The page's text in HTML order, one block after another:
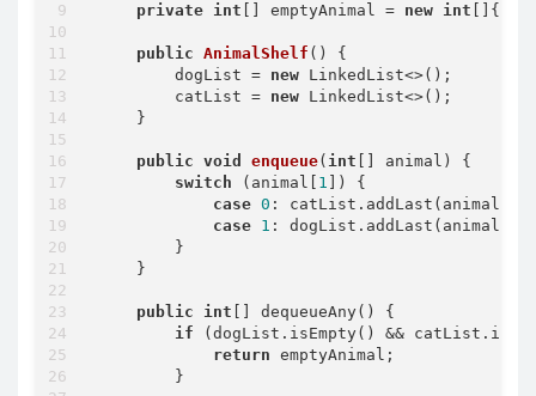
private int [] emptyAnimal = new int []{-
public AnimalShelf ()
{
        dogList =
new LinkedList<>();
        catList =
new LinkedList<>();
    }
public void enqueue( int [] animal)
{
switch (animal[ 1 ]) {
case 0 : catList.addLast(animal);
case 1 : dogList.addLast(animal);
        }
    }
public int [] dequeueAny() {
if (dogList.isEmpty() &&
return emptyAnimal;
        }